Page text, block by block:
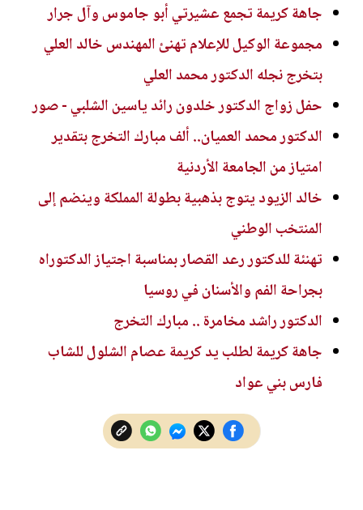
جاهة كريمة تجمع عشيرتي أبو جاموس وآل جرار
مجموعة الوكيل للإعلام تهنئ المهندس خالد العلي
بتخرج نجله الدكتور محمد العلي
حفل زواج الدكتور خلدون رائد ياسين الشلبي - صور
الدكتور محمد العميان.. ألف مبارك التخرج بتقدير
امتياز من الجامعة الأردنية
خالد الزيود يتوج بذهبية بطولة المملكة وينضم إلى
المنتخب الوطني
تهنئة للدكتور رعد القصار بمناسبة اجتياز الدكتوراه
بجراحة الفم والأسنان في روسيا
الدكتور راشد مخامرة .. مبارك التخرج
جاهة كريمة لطلب يد كريمة عصام الشلول للشاب
فارس بني عواد